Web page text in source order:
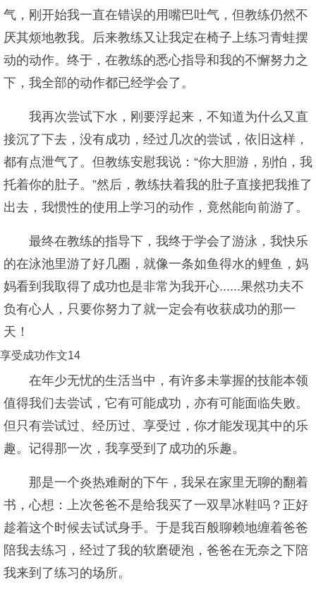
气，刚开始我一直在错误的用嘴巴吐气，但教练仍然不
厌其烦地教我。后来教练又让我定在椅子上练习青蛙摆
动的动作。终于，在教练的悉心指导和我的不懈努力之
下，我全部的动作都已经学会了。
我再次尝试下水，刚要浮起来，不知道为什么又直
接沉了下去，没有成功，经过几次的尝试，依旧这样，
都有点泄气了。但教练安慰我说：“你大胆游，别怕，我
托着你的肚子。”然后，教练扶着我的肚子直接把我推了
出去，我惯性的使用上学习的动作，竟然能向前游了。
最终在教练的指导下，我终于学会了游泳，我快乐
的在泳池里游了好几圈，就像一条如鱼得水的鲤鱼，妈
妈看到我取得了成功也是非常为我开心......果然功夫不
负有心人，只要你努力了就一定会有收获成功的那一
天！
享受成功作文14
在年少无忧的生活当中，有许多未掌握的技能本领
值得我们去尝试，它有可能成功，亦有可能面临失败。
但只有尝试过、经历过、享受过，你才能发现其中的乐
趣。记得那一次，我享受到了成功的乐趣。
那是一个炎热难耐的下午，我呆在家里无聊的翻着
书，心想：上次爸爸不是给我买了一双旱冰鞋吗？正好
趁着这个时候去试试身手。于是我百般聊赖地缠着爸爸
陪我去练习，经过了我的软磨硬泡，爸爸在无奈之下陪
我来到了练习的场所。